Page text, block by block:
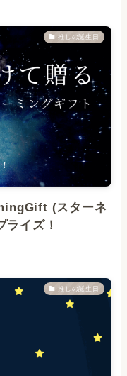
推しの誕生日
(スターネ
イズ！
推しの誕生日